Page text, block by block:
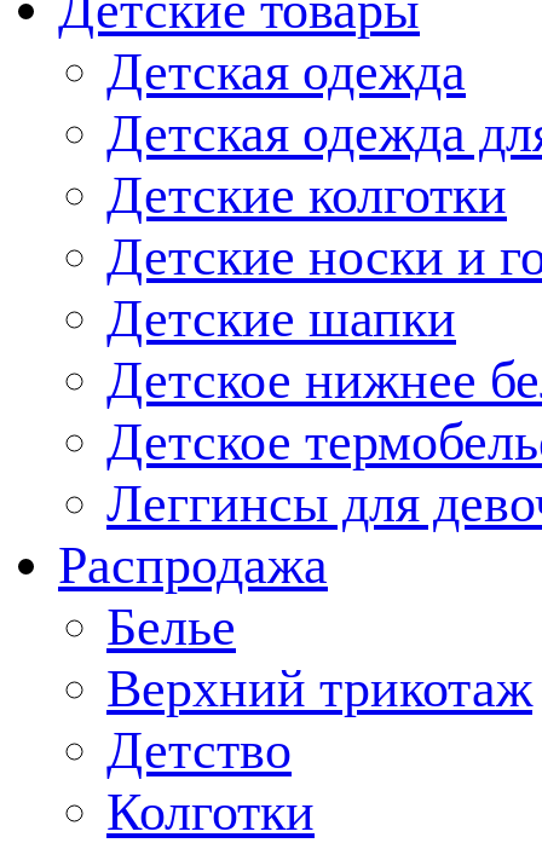
Детская одежда
Детская одежда
Детские колготки
Детские носки и
Детские шапки
Детское нижнее
Детское
Леггинсы для
Распродажа
Белье
Верхний трикотаж
Детство
Колготки